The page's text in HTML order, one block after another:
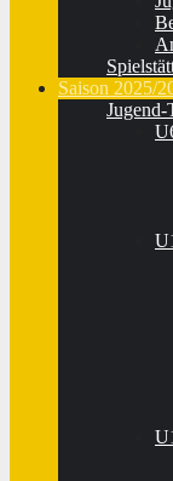
Saison 2025/
Jugend-